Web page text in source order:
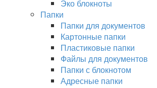
Эко блокноты
Папки
Папки для документов
Картонные папки
Пластиковые папки
Файлы для документов
Папки с блокнотом
Адресные папки